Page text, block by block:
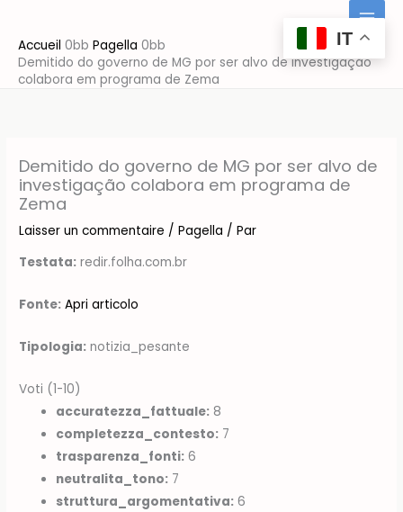
contenu
Accueil
Pagella
Demitido do governo de MG por ser alvo de investigação
colabora em programa de Zema
Demitido do governo de MG por ser alvo de
investigação colabora em programa de
Zema
Laisser un commentaire /Pagella / Par
Testata: redir.folha.com.br
Fonte: Apri articolo
Tipologia: notizia_pesante
Voti (1-10)
accuratezza_fattuale: 8
completezza_contesto: 7
trasparenza_fonti: 6
neutralita_tono: 7
struttura_argomentativa: 6
IT